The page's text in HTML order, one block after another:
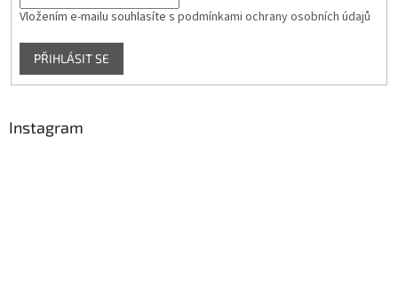
Vložením e-mailu souhlasíte s podmínkami ochrany osobních údajů
PŘIHLÁSIT SE
Instagram